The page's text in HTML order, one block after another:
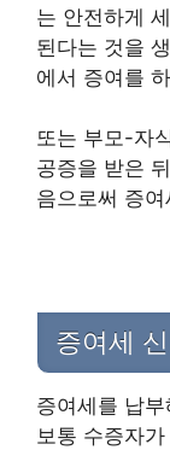
는 안전하게
된다는 것을
에서 증여를
또는 부모-자
공증을 받은
음으로써 증
증여세
증여세를 납
보통 수증자